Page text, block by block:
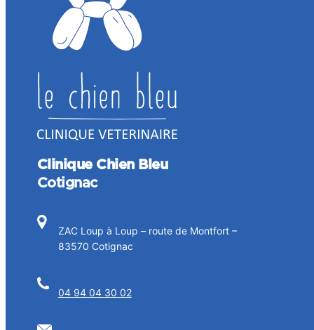
Clinique Chien Bleu
Cotignac
ZAC Loup à Loup – route de Montfort –
83570 Cotignac
04 94 04 30 02